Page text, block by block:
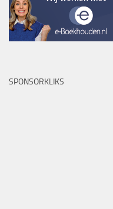
SPONSORKLIKS